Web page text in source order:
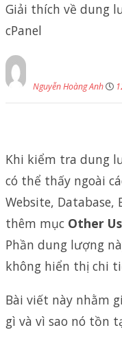
Giải thích về dung
cPanel
Nguyễn Hoàng Anh
Khi kiểm tra dung
có thể thấy ngoài
Website,
thêm mục Other
Phần dung lượng
không hiển thị chi
Bài viết này nhằm
gì và vì sao nó tồn